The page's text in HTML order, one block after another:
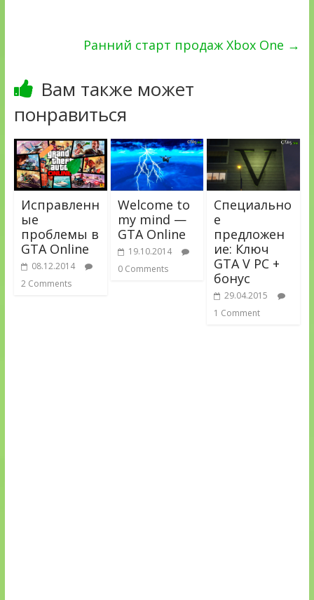
Ранний старт продаж Xbox One →
Вам также может
понравиться
Исправленн
ые
проблемы в
GTA Online
08.12.2014
2 Comments
Welcome to
my mind —
GTA Online
19.10.2014
0 Comments
Специально
е
предложен
ие: Ключ
GTA V PC +
бонус
29.04.2015
1 Comment